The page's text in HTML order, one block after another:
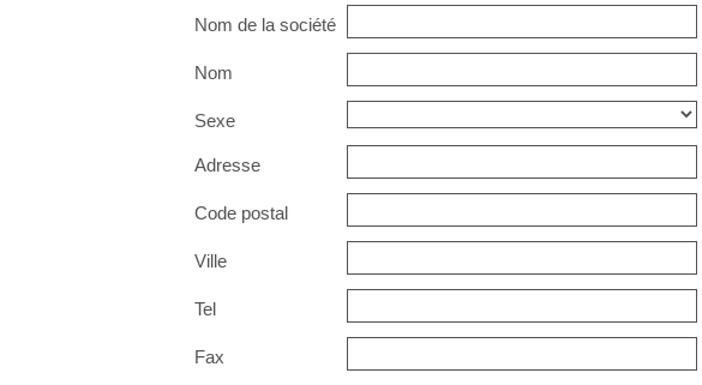
Nom de la société
Nom
Sexe
Adresse
Code postal
Ville
Tel
Fax